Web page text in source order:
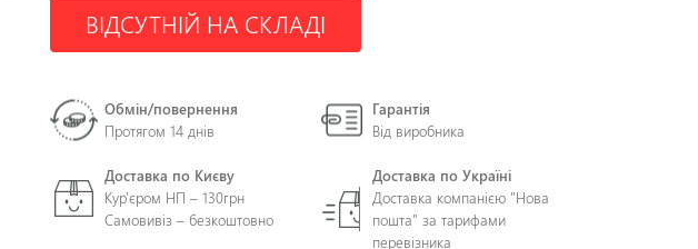
ВІДСУТНІЙ НА СКЛАДІ
Обмін/повернення
Протягом 14 днів
Гарантія
Від виробника
Доставка по Києву
Кур'єром НП – 130грн
Самовивіз – безкоштовно
Доставка по Україні
Доставка компанією "Нова
пошта" за тарифами
перевізника